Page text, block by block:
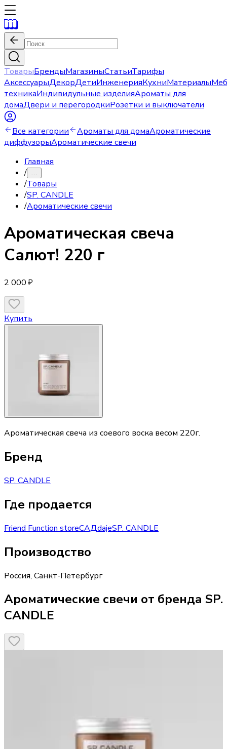
ТоварыБрендыМагазиныСтатьиТарифы
АксессуарыДекорДетиИнженерияКухниМатериалы
техникаИндивидульные изделияАроматы для
домаДвери и перегородкиРозетки и выключатели
Все категории Ароматы для домаАроматические
диффузорыАроматические свечи
Главная
/ …
/Товары
/SP. CANDLE
/Ароматические свечи
Ароматическая свеча
Салют! 220 г
2 000 ₽
Купить
Ароматическая свеча из соевого воска весом 220г.
Бренд
SP. CANDLE
Где продается
Friend Function storeСАДdajeSP. CANDLE
Производство
Россия, Санкт-Петербург
Ароматические свечи от бренда SP.
CANDLE